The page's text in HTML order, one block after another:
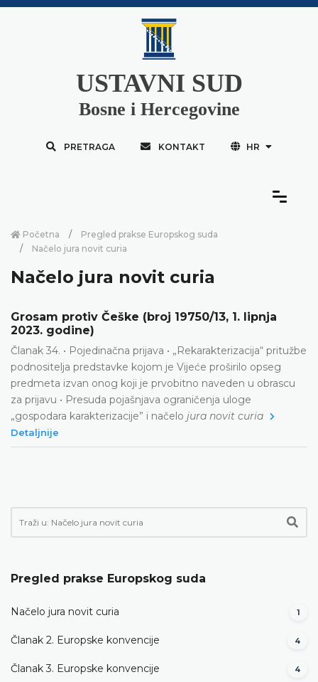
USTAVNI SUD
Bosne i Hercegovine
PRETRAGA KONTAKT HR
Početna
Pregled prakse Europskog suda
Načelo jura novit curia
Načelo jura novit curia
Grosam protiv Češke (broj 19750/13, 1. lipnja
2023. godine)
Članak 34. • Pojedinačna prijava • „Rekarakterizacija“ pritužbe
podnositelja predstavke kojom je Vijeće proširilo opseg
predmeta izvan onog koji je prvobitno naveden u obrascu
za prijavu • Presuda pojašnjava ograničenja uloge
„gospodara karakterizacije” i načelo jura novit curia
Detaljnije
Pregled prakse Europskog suda
Načelo jura novit curia 1
Članak 2. Europske konvencije 4
Članak 3. Europske konvencije 4